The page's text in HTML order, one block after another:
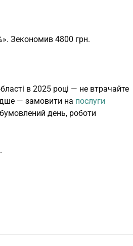
Зекономив 4800 грн.
в 2025 році — не втрачайте
— замовити на послуги
день, роботи